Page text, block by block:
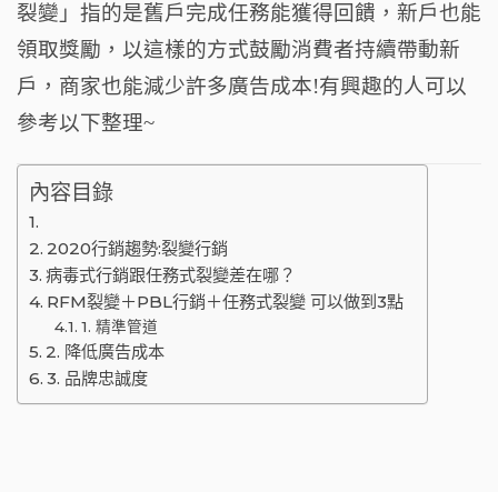
裂變」指的是舊戶完成任務能獲得回饋，新戶也能
領取獎勵，以這樣的方式鼓勵消費者持續帶動新
戶，商家也能減少許多廣告成本!有興趣的人可以
參考以下整理~
內容目錄
2020行銷趨勢:裂變行銷
病毒式行銷跟任務式裂變差在哪？
RFM裂變＋PBL行銷＋任務式裂變 可以做到3點
1. 精準管道
2. 降低廣告成本
3. 品牌忠誠度